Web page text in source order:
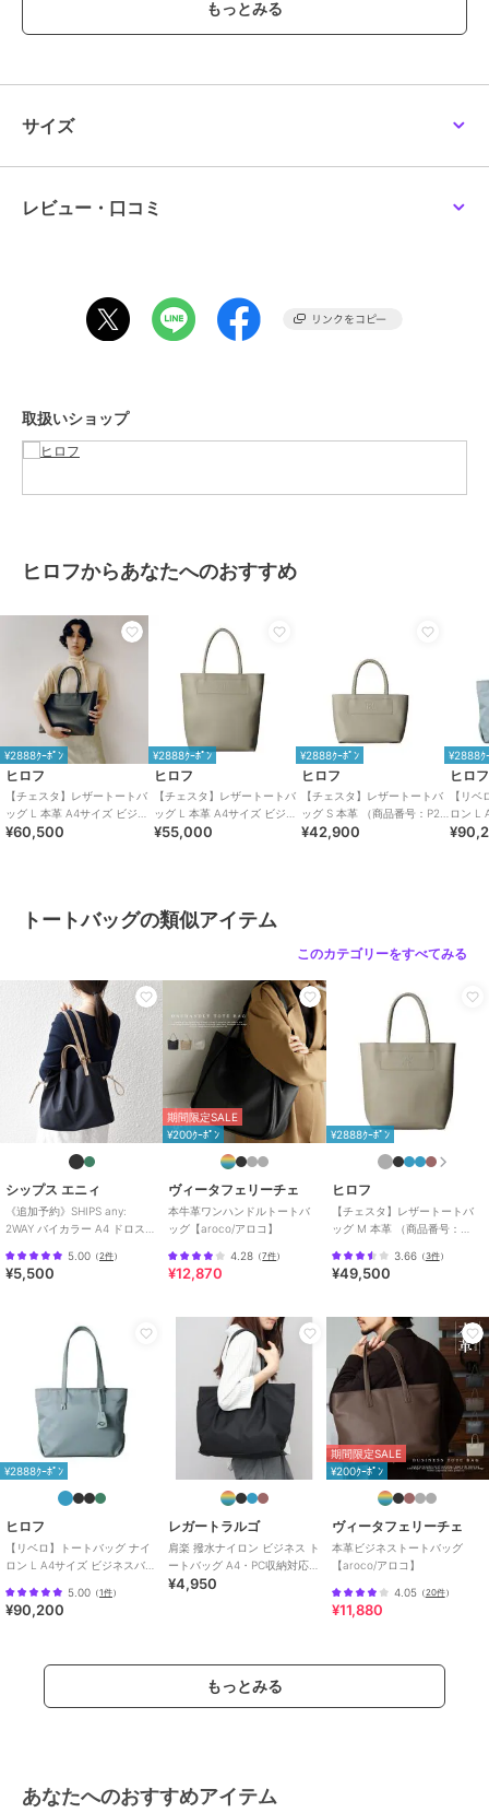
シンプルなボディに映える編みこまれたハンドルがデザインのアクセ
ます。
●マグネット開閉
トラベル、習い事、マザーズバッグ、ジム、様々なシーンで大活躍。
荷物が少ないときでも、ゆとりを持ってお持ちいただくのもおすすめ
牛革、クロームなめし、シュリンク型押し。
一枚でも伸びにくく、リッチな厚みが特徴の牛革を採用しています。
※商品ご購入時にお渡しするお買上げ証明書にお取り扱い上のご注意
※照明の関係により、実際よりも色味が違って見える場合がありま
す。また、パソコン・スマートフォンなどの環境により、若干製品と
画像のカラーが異なる場合もございます。
重量:約875g(サンプルサイズ)
ブランド ヒロフ
ショップ ヒロフ
バッグ ／ トートバッグ
シルバー（００６）、ブラック
（０１９）
サイズ ０３（Ａ４）
素材
牛革（型押し）
商品のお取り扱い方法
特徴
バッグ
本革/無地/ロゴ/ ビジネス/
カジュアル/Ａ４収納可
トートバッグ
カジュアル/Ａ４収納可
旅
行・出張対応
日本製
サイズ
レビュー・口コミ
取扱いショップ
ヒロフからあなたへのおすすめ
¥2888ｸｰﾎﾟﾝ
ヒロフ
【チェスタ】レザートートバ
ッグ L 本革 A4サイズ ビジネ
スバッグ ※WEB限定（商品番
¥60,500
¥2888ｸｰﾎﾟﾝ
ヒロフ
【チェスタ】レザートートバ
ッグ L 本革 A4サイズ ビジネ
スバッグ（商品番号：P25-
¥55,000
¥2888ｸｰﾎﾟﾝ
ヒロフ
【チェスタ】レザートートバ
ッグ S 本革 （商品番号：P25
－30530）
¥42,900
¥2888ｸ
ヒロフ
【リ
ロン L
ッグ（
トートバッグの類似アイテム
このカテゴリーをすべてみる
シップス エニィ
《追加予約》SHIPS any:
2WAY バイカラー A4 ドロスト
5.00 （2件）
¥5,500
期間限定SALE
¥200ｸｰﾎﾟﾝ
ヴィータフェリーチェ
本牛革ワンハンドルトートバ
ッグ【aroco/アロコ】
4.28 （7件）
¥12,870
¥2888ｸｰﾎﾟﾝ
ヒロフ
【チェスタ】レザートートバ
ッグ M 本革 （商品番号：
3.66（3件）
¥49,500
¥2888ｸｰﾎﾟﾝ
ヒロフ
【リベロ】トートバッグ ナイ
ロン L A4サイズ ビジネスバッ
5.00 （1件）
¥90,200
レガートラルゴ
肩楽 撥水ナイロン ビジネス ト
ートバッグ A4・PC収納対応
軽量 肩楽シリーズ
¥4,950
期間限定SALE
¥200ｸｰﾎﾟﾝ
ヴィータフェリーチェ
本革ビジネストートバッグ
【aroco/アロコ】
4.05（20件）
¥11,880
もっとみる
あなたへのおすすめアイテム